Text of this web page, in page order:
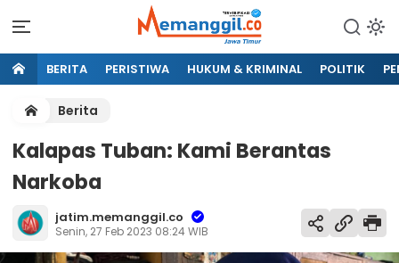
BERITA PERISTIWA HUKUM & KRIMINAL POLITIK
Berita
Kalapas Tuban: Kami Berantas
Narkoba
jatim.memanggil.co
Senin, 27 Feb 2023 08:24 WIB